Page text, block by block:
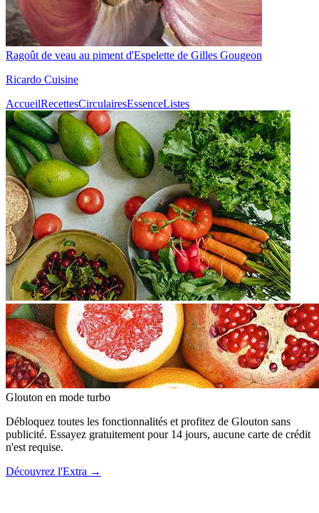
Ragoût de veau au piment d'Espelette de Gilles Gougeon
Ricardo Cuisine
AccueilRecettesCirculairesEssenceListes
Glouton en mode turbo
Débloquez toutes les fonctionnalités et profitez de Glouton sans
publicité. Essayez gratuitement pour 14 jours, aucune carte de crédit
n'est requise.
Découvrez l'Extra →